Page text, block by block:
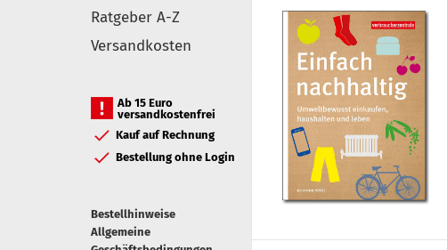
Ratgeber A-Z
Versandkosten
Ab 15 Euro
versandkostenfrei
Kauf auf Rechnung
Bestellung ohne Login
Bestellhinweise
Allgemeine